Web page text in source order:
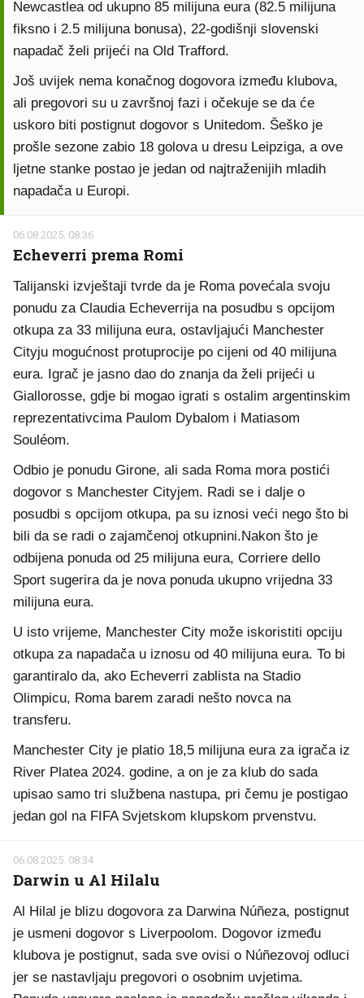
Newcastlea od ukupno 85 milijuna eura (82.5 milijuna
fiksno i 2.5 milijuna bonusa), 22-godišnji slovenski
napadač želi prijeći na Old Trafford.
Još uvijek nema konačnog dogovora između klubova,
ali pregovori su u završnoj fazi i očekuje se da će
uskoro biti postignut dogovor s Unitedom. Šeško je
prošle sezone zabio 18 golova u dresu Leipziga, a ove
ljetne stanke postao je jedan od najtraženijih mladih
napadača u Europi.
06.08.2025. 08:36
Echeverri prema Romi
Talijanski izvještaji tvrde da je Roma povećala svoju
ponudu za Claudia Echeverrija na posudbu s opcijom
otkupa za 33 milijuna eura, ostavljajući Manchester
Cityju mogućnost protuprocije po cijeni od 40 milijuna
eura. Igrač je jasno dao do znanja da želi prijeći u
Giallorosse, gdje bi mogao igrati s ostalim argentinskim
reprezentativcima Paulom Dybalom i Matiasom
Souléom.
Odbio je ponudu Girone, ali sada Roma mora postići
dogovor s Manchester Cityjem. Radi se i dalje o
posudbi s opcijom otkupa, pa su iznosi veći nego što bi
bili da se radi o zajamčenoj otkupnini.Nakon što je
odbijena ponuda od 25 milijuna eura, Corriere dello
Sport sugerira da je nova ponuda ukupno vrijedna 33
milijuna eura.
U isto vrijeme, Manchester City može iskoristiti opciju
otkupa za napadača u iznosu od 40 milijuna eura. To bi
garantiralo da, ako Echeverri zablista na Stadio
Olimpicu, Roma barem zaradi nešto novca na
transferu.
Manchester City je platio 18,5 milijuna eura za igrača iz
River Platea 2024. godine, a on je za klub do sada
upisao samo tri službena nastupa, pri čemu je postigao
jedan gol na FIFA Svjetskom klupskom prvenstvu.
06.08.2025. 08:34
Darwin u Al Hilalu
Al Hilal je blizu dogovora za Darwina Núñeza, postignut
je usmeni dogovor s Liverpoolom. Dogovor između
klubova je postignut, sada sve ovisi o Núñezovoj odluci
jer se nastavljaju pregovori o osobnim uvjetima.